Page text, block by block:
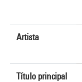
Artista
Título principal